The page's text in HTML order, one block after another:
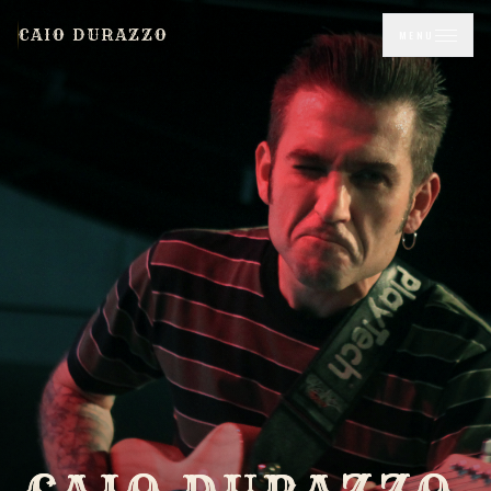
CAIO DURAZZO
AGENDA
DISCOGRAFIA
CRAZY LEGS
AULAS